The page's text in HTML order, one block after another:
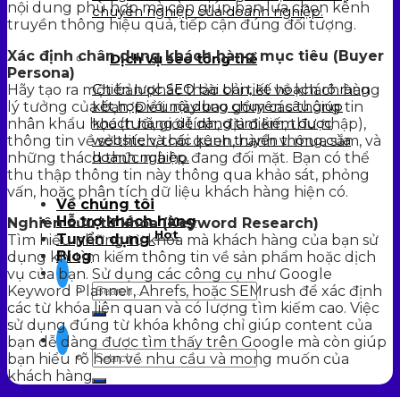
chuyên nghiệp của doanh nghiệp.
Dịch vụ seo tổng thể
Chiến lược SEO bài bản, kế hoạch rõ ràng
kết hợp với nội dung chuyên sâu giúp
khách hàng dễ dàng tìm kiếm được
website và các kênh truyền thông của
doanh nghiệp.
Về chúng tôi
Hỗ trợ khách hàng
Tuyển dụngHot
Blog
nội dung phù hợp mà còn giúp bạn lựa chọn kênh
truyền thông hiệu quả, tiếp cận đúng đối tượng.
Xác định chân dung khách hàng mục tiêu (Buyer
Persona)
Hãy tạo ra một bản phác thảo chi tiết về khách hàng
lý tưởng của bạn. Điều này bao gồm các thông tin
nhân khẩu học (tuổi, giới tính, địa điểm, thu nhập),
thông tin về sở thích, thói quen, hành vi mua sắm, và
những thách thức mà họ đang đối mặt. Bạn có thể
thu thập thông tin này thông qua khảo sát, phỏng
vấn, hoặc phân tích dữ liệu khách hàng hiện có.
Nghiên cứu từ khóa (Keyword Research)
Tìm hiểu những từ khóa mà khách hàng của bạn sử
dụng khi tìm kiếm thông tin về sản phẩm hoặc dịch
vụ của bạn. Sử dụng các công cụ như Google
Keyword Planner, Ahrefs, hoặc SEMrush để xác định
các từ khóa liên quan và có lượng tìm kiếm cao. Việc
sử dụng đúng từ khóa không chỉ giúp content của
bạn dễ dàng được tìm thấy trên Google mà còn giúp
bạn hiểu rõ hơn về nhu cầu và mong muốn của
khách hàng.